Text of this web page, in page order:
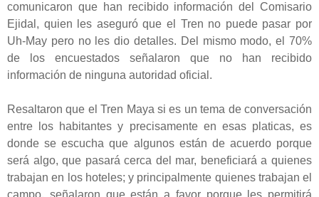
comunicaron que han recibido información del Comisario
Ejidal, quien les aseguró que el Tren no puede pasar por
Uh-May pero no les dio detalles. Del mismo modo, el 70%
de los encuestados señalaron que no han recibido
información de ninguna autoridad oficial.
Resaltaron que el Tren Maya si es un tema de conversación
entre los habitantes y precisamente en esas platicas, es
donde se escucha que algunos están de acuerdo porque
será algo, que pasará cerca del mar, beneficiará a quienes
trabajan en los hoteles; y principalmente quienes trabajan el
campo, señalaron que están a favor porque les permitirá